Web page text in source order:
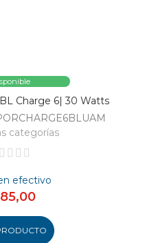
Charge 6| 30 Watts
categorías
efectivo